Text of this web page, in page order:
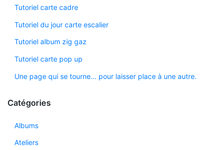
Tutoriel carte cadre
Tutoriel du jour carte escalier
Tutoriel album zig gaz
Tutoriel carte pop up
Une page qui se tourne… pour laisser place à une autre.
Catégories
Albums
Ateliers